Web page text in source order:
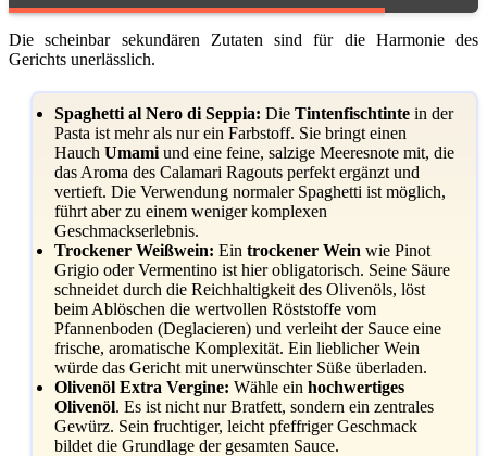
Die scheinbar sekundären Zutaten sind für die Harmonie des
Gerichts unerlässlich.
Spaghetti al Nero di Seppia: Die Tintenfischtinte in der
Pasta ist mehr als nur ein Farbstoff. Sie bringt einen
Hauch Umami und eine feine, salzige Meeresnote mit, die
das Aroma des Calamari Ragouts perfekt ergänzt und
vertieft. Die Verwendung normaler Spaghetti ist möglich,
führt aber zu einem weniger komplexen
Geschmackserlebnis.
Trockener Weißwein: Ein trockener Wein wie Pinot
Grigio oder Vermentino ist hier obligatorisch. Seine Säure
schneidet durch die Reichhaltigkeit des Olivenöls, löst
beim Ablöschen die wertvollen Röststoffe vom
Pfannenboden (Deglacieren) und verleiht der Sauce eine
frische, aromatische Komplexität. Ein lieblicher Wein
würde das Gericht mit unerwünschter Süße überladen.
Olivenöl Extra Vergine: Wähle ein hochwertiges
Olivenöl. Es ist nicht nur Bratfett, sondern ein zentrales
Gewürz. Sein fruchtiger, leicht pfeffriger Geschmack
bildet die Grundlage der gesamten Sauce.